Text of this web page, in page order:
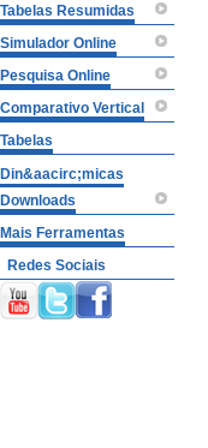
Tabelas Resumidas
Simulador Online
Pesquisa Online
Comparativo Vertical
Tabelas
Din&aacirc;micas
Downloads
Mais Ferramentas
Redes Sociais